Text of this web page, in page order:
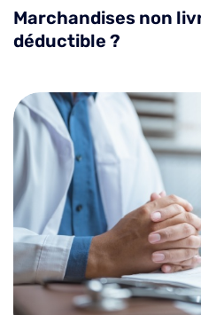
Marchandises non
déductible ?